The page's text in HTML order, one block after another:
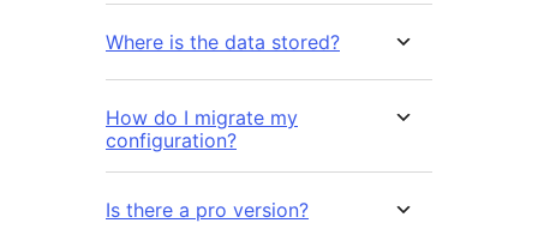
Where is the data stored?
How do I migrate my
configuration?
Is there a pro version?